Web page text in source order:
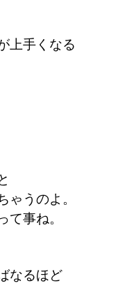
上手くなる
うのよ。
て事ね。
なるほど